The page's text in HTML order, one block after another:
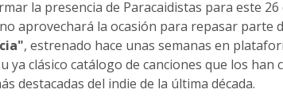
la presencia de Paracaidistas para este 26
aprovechará la ocasión para repasar parte
, estrenado hace unas semanas en
ya clásico catálogo de canciones que los han
destacadas del indie de la última década.